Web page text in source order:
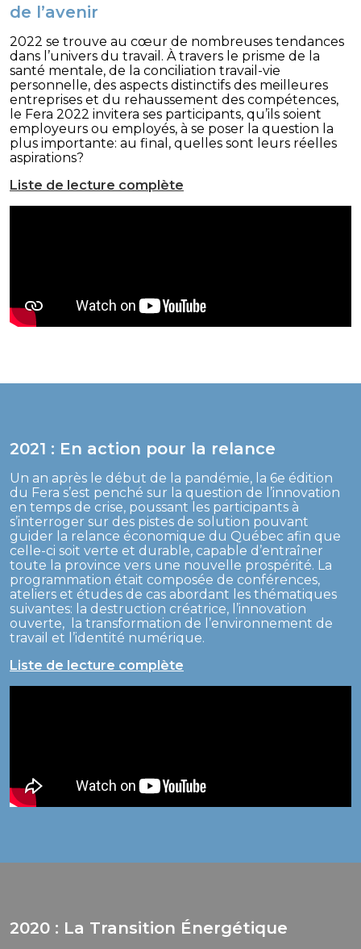
de l’avenir
2022 se trouve au cœur de nombreuses tendances
dans l’univers du travail. À travers le prisme de la
santé mentale, de la conciliation travail-vie
personnelle, des aspects distinctifs des meilleures
entreprises et du rehaussement des compétences,
le Fera 2022 invitera ses participants, qu’ils soient
employeurs ou employés, à se poser la question la
plus importante: au final, quelles sont leurs réelles
aspirations?
Liste de lecture complète
2021 : En action pour la relance
Un an après le début de la pandémie, la 6e édition
du Fera s’est penché sur la question de l’innovation
en temps de crise, poussant les participants à
s’interroger sur des pistes de solution pouvant
guider la relance économique du Québec afin que
celle-ci soit verte et durable, capable d’entraîner
toute la province vers une nouvelle prospérité. La
programmation était composée de conférences,
ateliers et études de cas abordant les thématiques
suivantes: la destruction créatrice, l’innovation
ouverte, la transformation de l’environnement de
travail et l’identité numérique.
Liste de lecture complète
2020 : La Transition Énergétique